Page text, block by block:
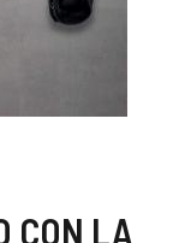
CON LA